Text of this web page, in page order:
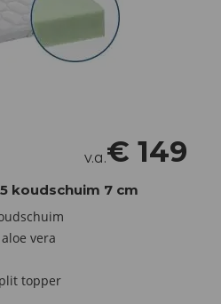
v.a.€ 149
koudschuim 7 cm
vera
topper